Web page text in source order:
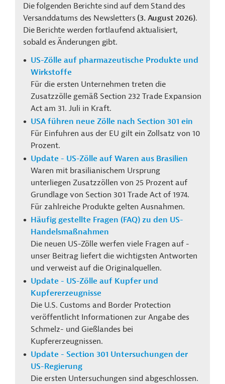
Die folgenden Berichte sind auf dem Stand des
Versanddatums des Newsletters (3. August 2026).
Die Berichte werden fortlaufend aktualisiert,
sobald es Änderungen gibt.
US-Zölle auf pharmazeutische Produkte und
Wirkstoffe
Für die ersten Unternehmen treten die
Zusatzzölle gemäß Section 232 Trade Expansion
Act am 31. Juli in Kraft.
USA führen neue Zölle nach Section 301 ein
Für Einfuhren aus der EU gilt ein Zollsatz von 10
Prozent.
Update - US-Zölle auf Waren aus Brasilien
Waren mit brasilianischem Ursprung
unterliegen Zusatzzöllen von 25 Prozent auf
Grundlage von Section 301 Trade Act of 1974.
Für zahlreiche Produkte gelten Ausnahmen.
Häufig gestellte Fragen (FAQ) zu den US-
Handelsmaßnahmen
Die neuen US-Zölle werfen viele Fragen auf -
unser Beitrag liefert die wichtigsten Antworten
und verweist auf die Originalquellen.
Update - US-Zölle auf Kupfer und
Kupfererzeugnisse
Die U.S. Customs and Border Protection
veröffentlicht Informationen zur Angabe des
Schmelz- und Gießlandes bei
Kupfererzeugnissen.
Update - Section 301 Untersuchungen der
US-Regierung
Die ersten Untersuchungen sind abgeschlossen.